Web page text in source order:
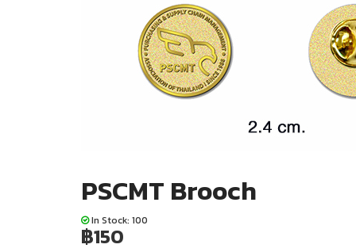
PSCMT Brooch
In Stock: 100
฿150